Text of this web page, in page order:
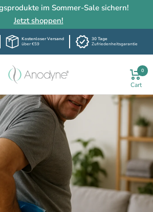
im Sommer-Sale sichern!
Jetzt shoppen!
Kostenloser Versand
über €59
30 Tage
Zufriedenheitsgarantie
Anodyne-
shop.de
0